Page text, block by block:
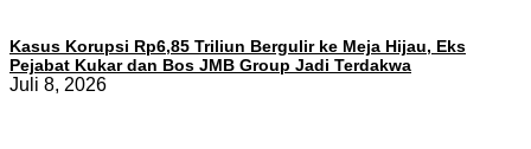
Kasus Korupsi Rp6,85 Triliun Bergulir ke Meja Hijau, Eks
Pejabat Kukar dan Bos JMB Group Jadi Terdakwa
Juli 8, 2026